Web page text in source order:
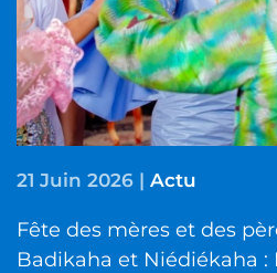
21 Juin 2026 | Actu
Fête des mères et des
Badikaha et Niédiékaha :